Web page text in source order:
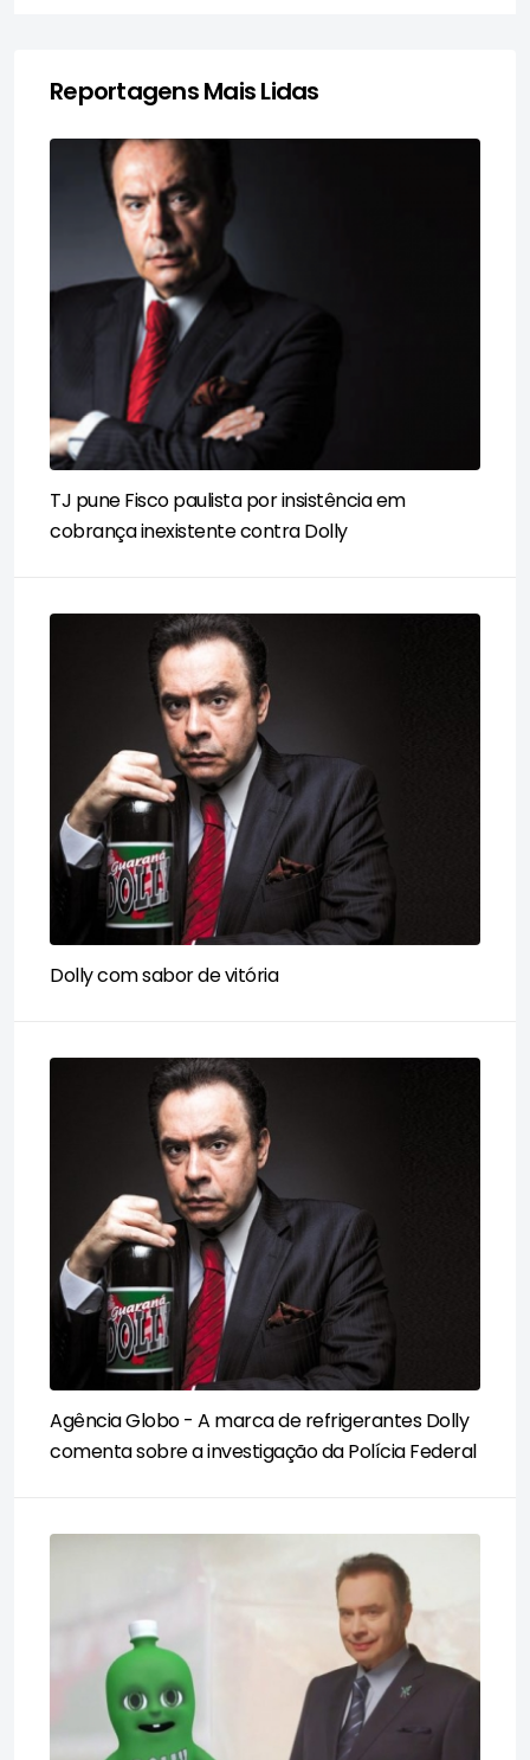
Reportagens Mais Lidas
TJ pune Fisco paulista por insistência em
cobrança inexistente contra Dolly
Dolly com sabor de vitória
Agência Globo - A marca de refrigerantes Dolly
comenta sobre a investigação da Polícia Federal